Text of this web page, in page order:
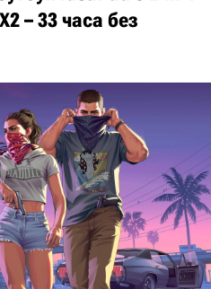
– 33 часа без